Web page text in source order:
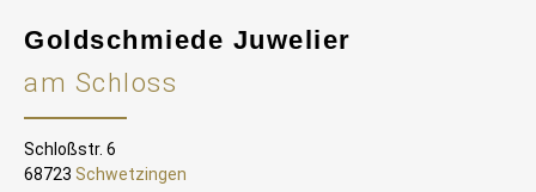
Goldschmiede Juwelier
am Schloss
Schloßstr. 6
68723 Schwetzingen